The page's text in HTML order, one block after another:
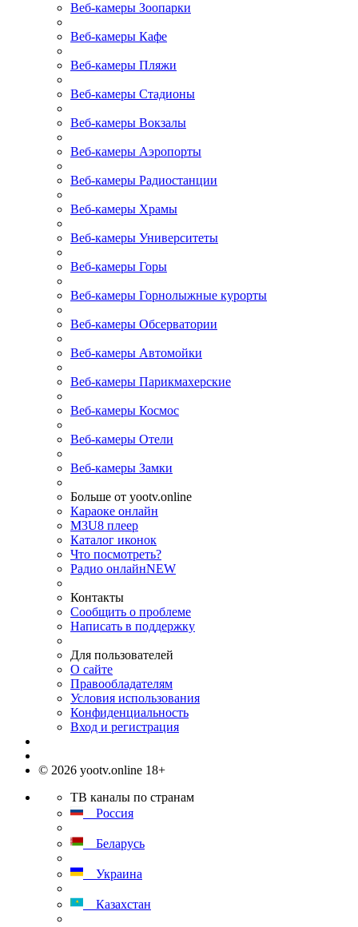
Веб-камеры Зоопарки
Веб-камеры Кафе
Веб-камеры Пляжи
Веб-камеры Стадионы
Веб-камеры Вокзалы
Веб-камеры Аэропорты
Веб-камеры Радиостанции
Веб-камеры Храмы
Веб-камеры Университеты
Веб-камеры Горы
Веб-камеры Горнолыжные курорты
Веб-камеры Обсерватории
Веб-камеры Автомойки
Веб-камеры Парикмахерские
Веб-камеры Космос
Веб-камеры Отели
Веб-камеры Замки
Больше от yootv.online
Караоке онлайн
M3U8 плеер
Каталог иконок
Что посмотреть?
Радио онлайнNEW
Контакты
Сообщить о проблеме
Написать в поддержку
Для пользователей
О сайте
Правообладателям
Условия использования
Конфиденциальность
Вход и регистрация
© 2026 yootv.online 18+
ТВ каналы по странам
Россия
Беларусь
Украина
Казахстан